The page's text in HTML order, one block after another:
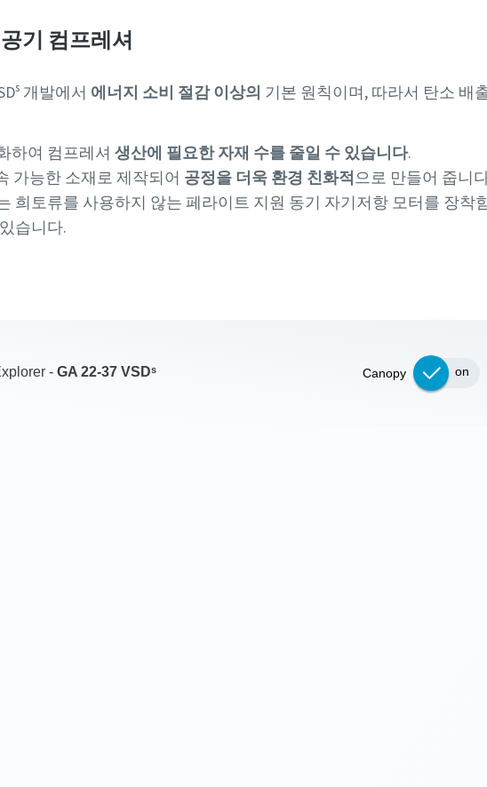
기 컴프레셔
s 개발에서 에너지 소비 절감 이상의 기본 원칙이며, 따라서 탄소 배
하여 컴프레셔 생산에 필요한 자재 수를 줄일 수 있습니다.
가능한 소재로 제작되어 공정을 더욱 환경 친화적으로 만들어 줍니
희토류를 사용하지 않는 페라이트 지원 동기 자기저항 모터를 장착
습니다.